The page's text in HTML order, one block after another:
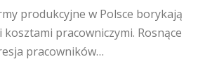
produkcyjne w Polsce borykają
pracowniczymi. Rosnące
pracowników…